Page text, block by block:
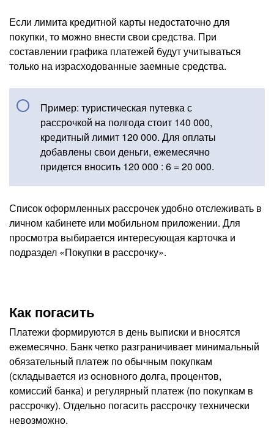
Если лимита кредитной карты недостаточно для
покупки, то можно внести свои средства. При
составлении графика платежей будут учитываться
только на израсходованные заемные средства.
Пример: туристическая путевка с
рассрочкой на полгода стоит 140 000,
кредитный лимит 120 000. Для оплаты
добавлены свои деньги, ежемесячно
придется вносить 120 000 : 6 = 20 000.
Список оформленных рассрочек удобно отслеживать в
личном кабинете или мобильном приложении. Для
просмотра выбирается интересующая карточка и
подраздел «Покупки в рассрочку».
Как погасить
Платежи формируются в день выписки и вносятся
ежемесячно. Банк четко разграничивает минимальный
обязательный платеж по обычным покупкам
(складывается из основного долга, процентов,
комиссий банка) и регулярный платеж (по покупкам в
рассрочку). Отдельно погасить рассрочку технически
невозможно.